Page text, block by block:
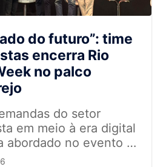
do futuro”: time
encerra Rio
no palco
do setor
em meio à era digital
abordado no evento de